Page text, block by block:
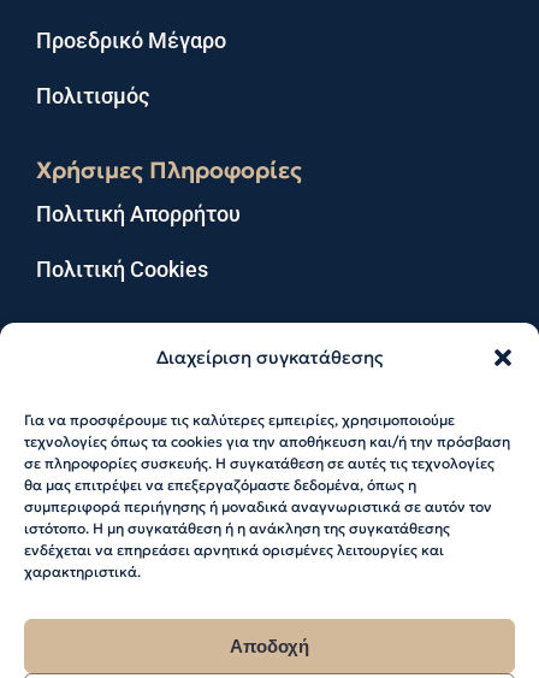
Διαχείριση συγκατάθεσης
Για να προσφέρουμε τις καλύτερες εμπειρίες, χρησιμοποιούμε
τεχνολογίες όπως τα cookies για την αποθήκευση και/ή την πρόσβαση
σε πληροφορίες συσκευής. Η συγκατάθεση σε αυτές τις τεχνολογίες
θα μας επιτρέψει να επεξεργαζόμαστε δεδομένα, όπως η
συμπεριφορά περιήγησης ή μοναδικά αναγνωριστικά σε αυτόν τον
ιστότοπο. Η μη συγκατάθεση ή η ανάκληση της συγκατάθεσης
ενδέχεται να επηρεάσει αρνητικά ορισμένες λειτουργίες και
χαρακτηριστικά.
Αποδοχή
Προεδρικό Μέγαρο
Πολιτισμός
Χρήσιμες Πληροφορίες
Πολιτική Απορρήτου
Πολιτική Cookies
© 2026 Katerina Sakellaropoulou. All Rights
Reserved
Web Design & Development by RedMatter